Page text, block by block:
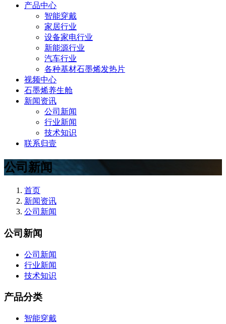
产品中心
智能穿戴
家居行业
设备家电行业
新能源行业
汽车行业
各种基材石墨烯发热片
视频中心
石墨烯养生舱
新闻资讯
公司新闻
行业新闻
技术知识
联系归壹
公司新闻
首页
新闻资讯
公司新闻
公司新闻
公司新闻
行业新闻
技术知识
产品分类
智能穿戴